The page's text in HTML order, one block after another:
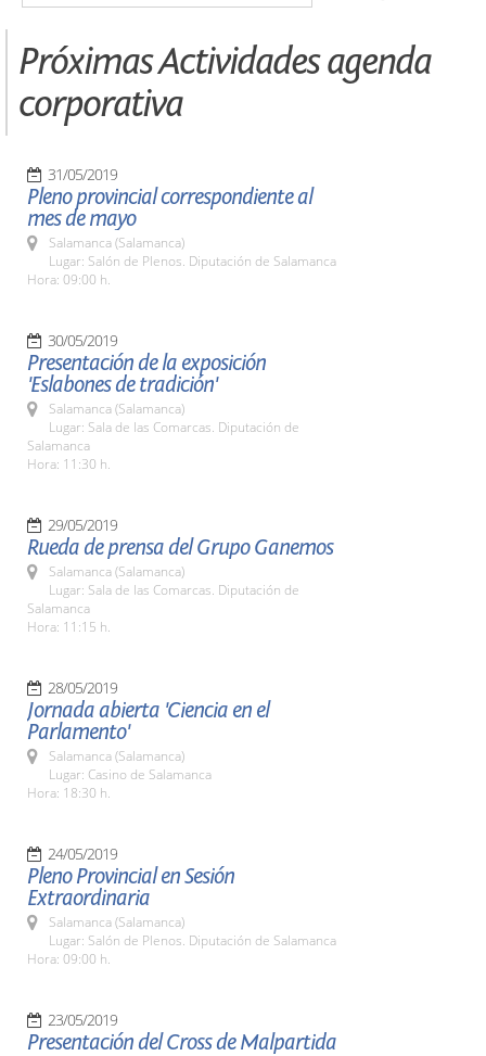
Próximas Actividades agenda
corporativa
31/05/2019
Pleno provincial correspondiente al
mes de mayo
Salamanca (Salamanca)
Lugar: Salón de Plenos. Diputación de Salamanca
Hora: 09:00 h.
30/05/2019
Presentación de la exposición
'Eslabones de tradición'
Salamanca (Salamanca)
Lugar: Sala de las Comarcas. Diputación de
Salamanca
Hora: 11:30 h.
29/05/2019
Rueda de prensa del Grupo Ganemos
Salamanca (Salamanca)
Lugar: Sala de las Comarcas. Diputación de
Salamanca
Hora: 11:15 h.
28/05/2019
Jornada abierta 'Ciencia en el
Parlamento'
Salamanca (Salamanca)
Lugar: Casino de Salamanca
Hora: 18:30 h.
24/05/2019
Pleno Provincial en Sesión
Extraordinaria
Salamanca (Salamanca)
Lugar: Salón de Plenos. Diputación de Salamanca
Hora: 09:00 h.
23/05/2019
Presentación del Cross de Malpartida